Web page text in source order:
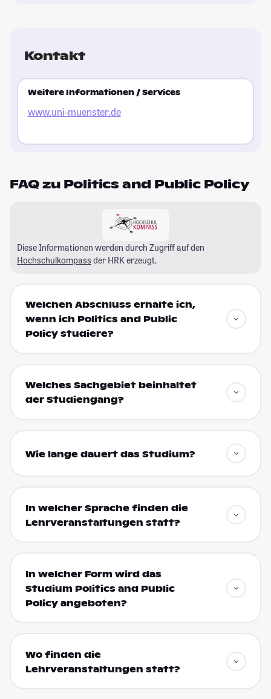
Kontakt
Weitere Informationen / Services
www.uni-muenster.de
FAQ zu Politics and Public Policy
Diese Informationen werden durch Zugriff auf den
Hochschulkompass der HRK erzeugt.
Welchen Abschluss erhalte ich,
wenn ich Politics and Public
Policy studiere?
Welches Sachgebiet beinhaltet
der Studiengang?
Wie lange dauert das Studium?
In welcher Sprache finden die
Lehrveranstaltungen statt?
In welcher Form wird das
Studium Politics and Public
Policy angeboten?
Wo finden die
Lehrveranstaltungen statt?